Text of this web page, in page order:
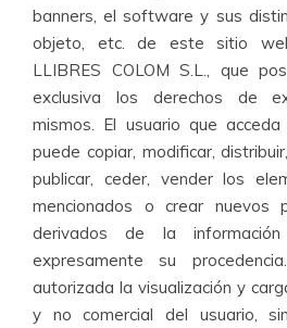
banners, el software y sus
objeto, etc. de este sitio
LLIBRES COLOM S.L., que
exclusiva los derechos de
mismos. El usuario que
puede copiar, modificar,
publicar, ceder, vender los
mencionados o crear nuevos
derivados de la
expresamente su
autorizada la visualización y
y no comercial del usuario,